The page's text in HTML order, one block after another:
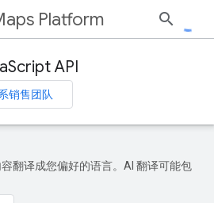
Platform
API
销售团队
翻译成您偏好的语言。AI 翻译可能包